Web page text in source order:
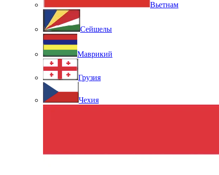
Вьетнам
Сейшелы
Маврикий
Грузия
Чехия